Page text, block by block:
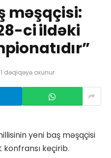
məşqçisi:
ci ildəki
1 dəqiqəyə oxunur
yeni baş məşqçisi
keçirib.